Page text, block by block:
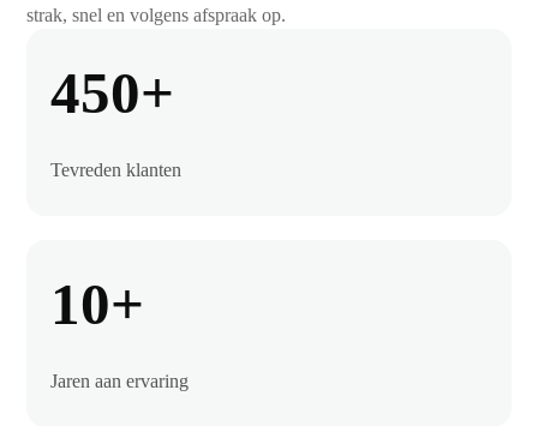
strak, snel en volgens afspraak op.
450+
Tevreden klanten
10+
Jaren aan ervaring